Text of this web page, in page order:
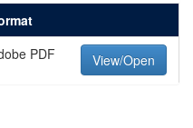
PDF View/Open